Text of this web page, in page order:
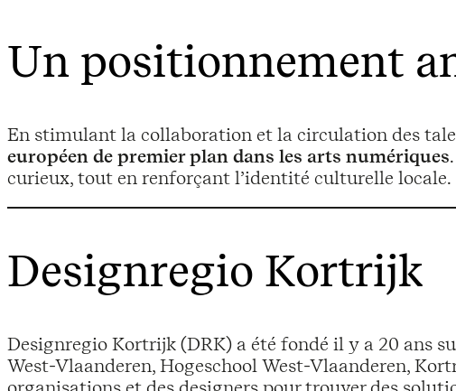
Un positionnement
En stimulant la collaboration et la circulation des
européen de premier plan dans les arts numériques
curieux, tout en renforçant l’identité culturelle locale.
Designregio Kortrijk
Designregio Kortrijk (DRK) a été fondé il y a 20 ans
West-Vlaanderen, Hogeschool West-Vlaanderen,